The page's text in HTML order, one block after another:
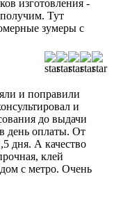
атмосфера и
изготовления -
получим. Тут
зумеры с
и поправили
и
до выдачи
день оплаты. От
дня. А качество
клей
с метро. Очень